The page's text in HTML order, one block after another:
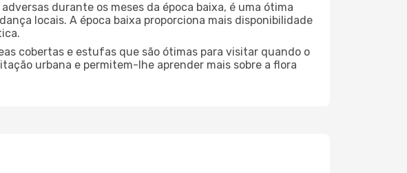
durante os meses da época baixa, é uma ótima
locais. A época baixa proporciona mais disponibilidade
cobertas e estufas que são ótimas para visitar quando o
urbana e permitem-lhe aprender mais sobre a flora